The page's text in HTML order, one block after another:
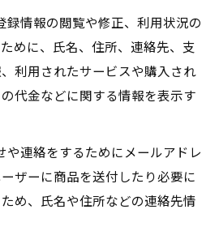
録情報の閲覧や修正、利用状況の
めに、氏名、住所、連絡先、支
利用されたサービスや購入され
代金などに関する情報を表示す
や連絡をするためにメールアドレ
ザーに商品を送付したり必要に
め、氏名や住所などの連絡先情